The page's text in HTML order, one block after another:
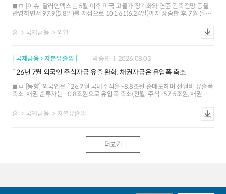
ㅁ [이슈] 달러인덱스는 5월 이후 미국 고물가 장기화와 연준 긴축전망 등을
반영하면서 97.9(5.8일)를 저점으로 101.61(6.24일)까지 상승한 후, 7월 들어
둔화 등에 따른 연준의 연내 긴축 전망 후퇴와 엔화 강세 등이 달러화 약세
압력으로 작용 ㅇ 다만 중동지역 긴장 지속에 따른 고유가 고착화 우려, 미국
달러화 향방을 주도. AI 산업 사이클도 달러화의 주요 동인으로 부상 ㅇ
통화정책 및 금리차 전망의 불확실성이 높아졌으나, 대체로 미국과 주요국 간
금리차가 크게 확대되기는 어려운 여건 ㅇ (경제흐름 강세요인) 미국
고용ㆍ심리지표가 일시적으로 부진한 흐름을 보이면서 성장둔화 우려가
제기되었지만, 상대적 성장 우위에 대한 전망이 달러화를 지지 ㅇ (AI 이슈 단기
강세를 뒷받침하는 가운데, 증시 호조에 따른 자본유입도 달러화에 긍정적. 다만
보유액도 `24.8월 $17.2조에서 `26.5월 $24.5조로 확대. 해당 자금의
유입세는 AI 익스포저 확보 성격이며, 환헤지 비중이 크지 않은 것으로 평가 ㅁ
홈 국제금융 외환
국제금융 > 자본유출입 박승민 2026.08.03
`26년 7월 외국인 주식자금 유출 완화, 채권자금은 유입폭 축소
ㅁ [동향] 외국인은 `26.7월 국내주식을 -8.8조원 순매도하며 전월비 유출폭
축소. 채권 순투자는 +0.8조원으로 유입폭 축소(전월: 주식 -57.5조원, 채권
리밸런싱 압력이 감소했다는 시각이 제기되었으며, 한국 주식시장에 대한
긍정적 평가는 유지. 채권자금은 재정거래유인 축소, 금리인상 전망 확대 등으로
홈 국제금융 자본유출입
더보기